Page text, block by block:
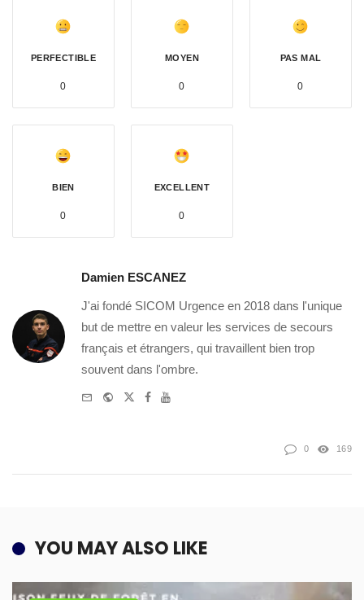
PERFECTIBLE
0
MOYEN
0
PAS MAL
0
BIEN
0
EXCELLENT
0
Damien ESCANEZ
J'ai fondé SICOM Urgence en 2018 dans l'unique
but de mettre en valeur les services de secours
français et étrangers, qui travaillent bien trop
souvent dans l'ombre.
WebsiteTwitter
Facebook
Youtube
0 169
YOU MAY ALSO LIKE